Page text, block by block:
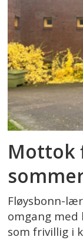
Mottok
Fløysbonn-
omgang med
som frivillig i